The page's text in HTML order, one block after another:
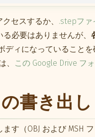
クセスするか、 .stepファ
必要はありませんが、
ディになっていることを
、
この Google Drive フ
書き出し
す（OBJ および MSH